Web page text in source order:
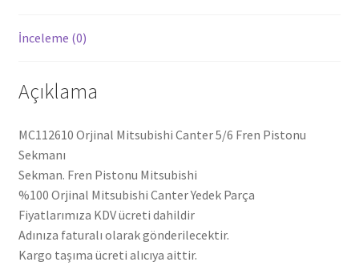
İnceleme (0)
Açıklama
MC112610 Orjinal Mitsubishi Canter 5/6 Fren Pistonu
Sekmanı
Sekman. Fren Pistonu Mitsubishi
%100 Orjinal Mitsubishi Canter Yedek Parça
Fiyatlarımıza KDV ücreti dahildir
Adınıza faturalı olarak gönderilecektir.
Kargo taşıma ücreti alıcıya aittir.